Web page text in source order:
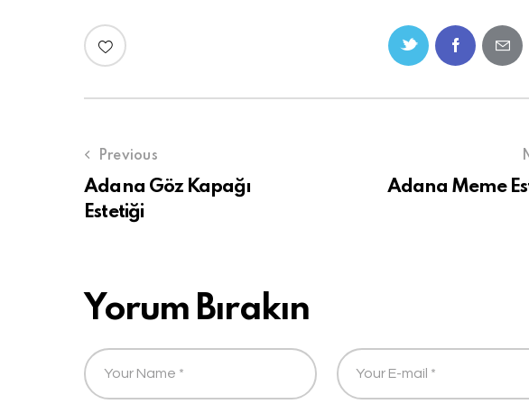
Previous
Adana Göz Kapağı
Estetiği
Adana Meme
Yorum Bırakın